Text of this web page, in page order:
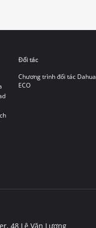
Đối tác
Chương trình đối tác Dahua
ECO
48 Lê Văn Lương